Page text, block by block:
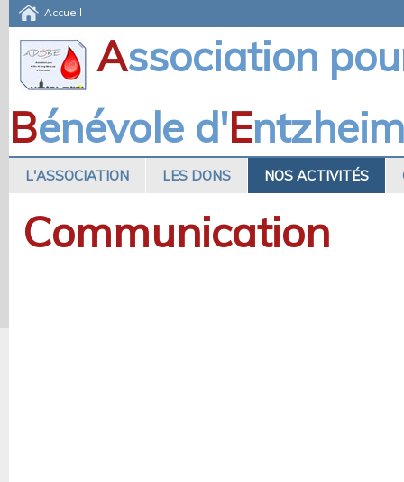
Accueil
Association
Bénévole d'Entzheim
L'ASSOCIATION LES DONS NOS ACTIVITÉS
Communication